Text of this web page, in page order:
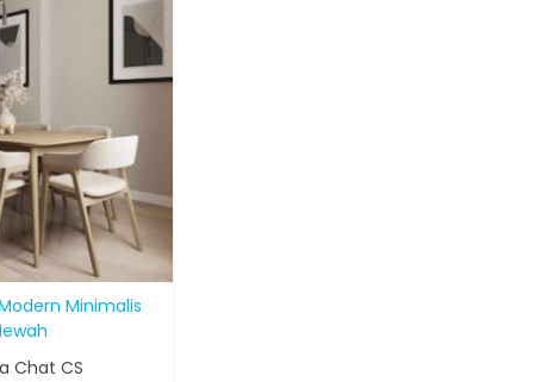
Minimalis
Chat CS